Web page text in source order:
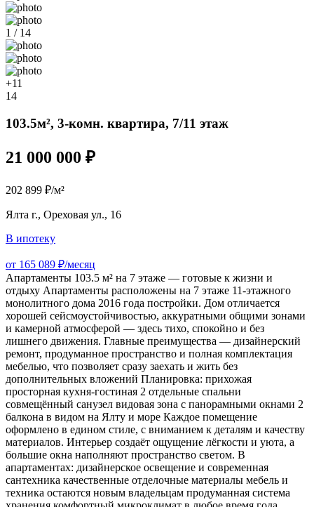
1 / 14
+11
14
103.5м², 3-комн. квартира, 7/11 этаж
21 000 000 ₽
202 899 ₽/м²
Ялта г., Ореховая ул., 16
В ипотеку
от 165 089 ₽/месяц
Апартаменты 103.5 м² на 7 этаже — готовые к жизни и
отдыху Апартаменты расположены на 7 этаже 11‑этажного
монолитного дома 2016 года постройки. Дом отличается
хорошей сейсмоустойчивостью, аккуратными общими зонами
и камерной атмосферой — здесь тихо, спокойно и без
лишнего движения. Главные преимущества — дизайнерский
ремонт, продуманное пространство и полная комплектация
мебелью, что позволяет сразу заехать и жить без
дополнительных вложений Планировка: прихожая
просторная кухня‑гостиная 2 отдельные спальни
совмещённый санузел видовая зона с панорамными окнами 2
балкона в видом на Ялту и море Каждое помещение
оформлено в едином стиле, с вниманием к деталям и качеству
материалов. Интерьер создаёт ощущение лёгкости и уюта, а
большие окна наполняют пространство светом. В
апартаментах: дизайнерское освещение и современная
сантехника качественные отделочные материалы мебель и
техника остаются новым владельцам продуманная система